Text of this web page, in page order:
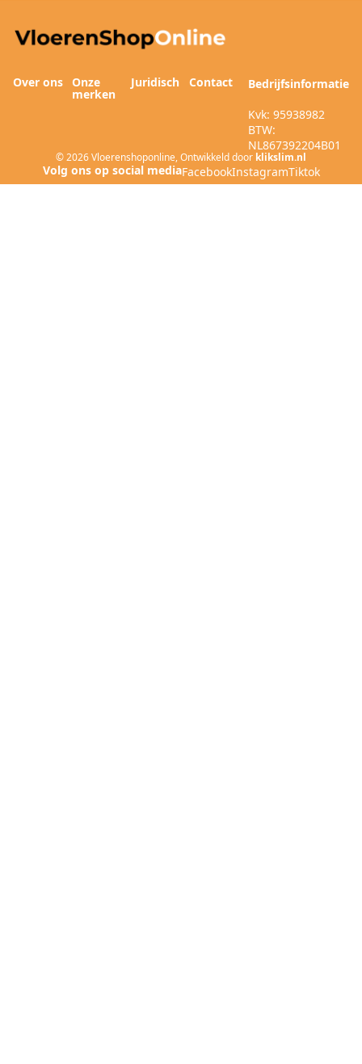
Over ons Onze
merken
Juridisch Contact
Bedrijfsinformatie
Kvk: 95938982
BTW:
NL867392204B01
© 2026Vloerenshoponline,Ontwikkeld door klikslim.nl
FacebookInstagramTiktok